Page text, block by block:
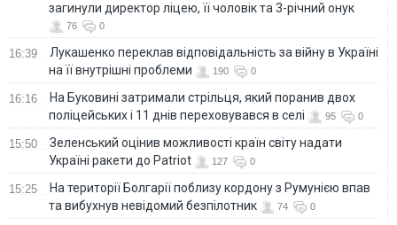
загинули директор ліцею, її чоловік та 3-річний онук
76 0
16:39
Лукашенко переклав відповідальність за війну в Україні
на її внутрішні проблеми
190 0
16:16
На Буковині затримали стрільця, який поранив двох
поліцейських і 11 днів переховувався в селі
95 0
15:50
Зеленський оцінив можливості країн світу надати
Україні ракети до Patriot
127 0
15:25
На території Болгарії поблизу кордону з Румунією впав
та вибухнув невідомий безпілотник
74 0